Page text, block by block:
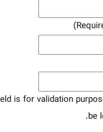
is for validation
be